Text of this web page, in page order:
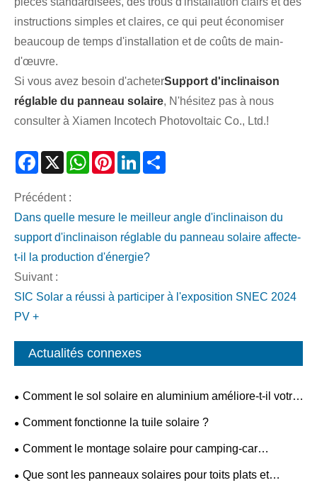
instructions simples et claires, ce qui peut économiser
beaucoup de temps d'installation et de coûts de main-
d'œuvre.
Si vous avez besoin d'acheterSupport d'inclinaison
réglable du panneau solaire, N'hésitez pas à nous
consulter à Xiamen Incotech Photovoltaic Co., Ltd.!
Facebook
X WhatsAppPinterestLinkedIn
Précédent :
Dans quelle mesure le meilleur angle d'inclinaison du
support d'inclinaison réglable du panneau solaire affecte-
t-il la production d'énergie?
Suivant :
SIC Solar a réussi à participer à l'exposition SNEC 2024
PV +
Actualités connexes
Comment le sol solaire en aluminium améliore-t-il votre
installation solaire ?
Comment fonctionne la tuile solaire ?
Comment le montage solaire pour camping-car
améliore-t-il votre configuration d'alimentation mobile ?
Que sont les panneaux solaires pour toits plats et